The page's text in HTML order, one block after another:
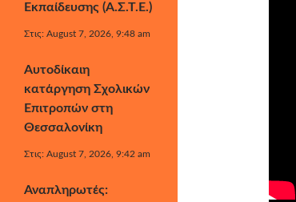
Εκπαίδευσης (Α.Σ.Τ.Ε.)
Στις: August 7, 2026, 9:48 am
Αυτοδίκαιη
κατάργηση Σχολικών
Επιτροπών στη
Θεσσαλονίκη
Στις: August 7, 2026, 9:42 am
Αναπληρωτές: